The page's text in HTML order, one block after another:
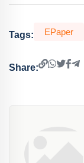
Tags: EPaper
Share: